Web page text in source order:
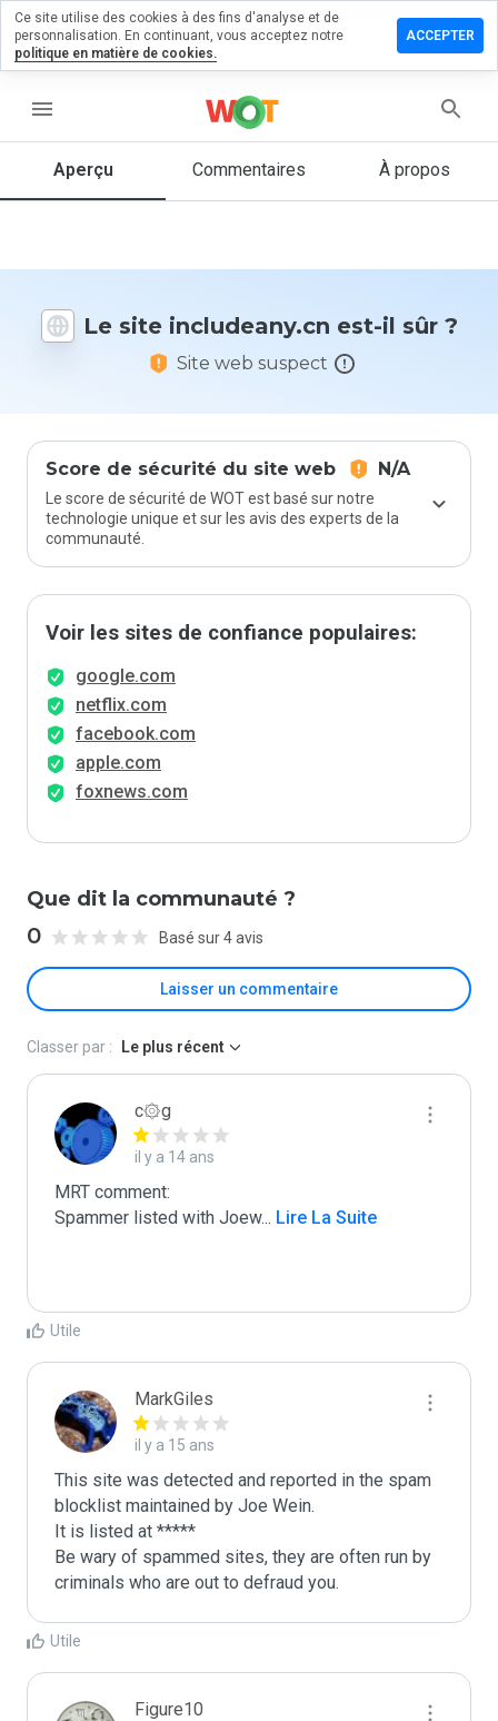
menu
Aperçu Commentaires À propos
Le site includeany.cn est-il sûr ?
Site web suspect
Score de sécurité du site web N/A
Le score de sécurité de WOT est basé sur notre
technologie unique et sur les avis des experts de la
communauté.
Voir les sites de confiance populaires:
google.com
netflix.com
facebook.com
apple.com
foxnews.com
Que dit la communauté ?
0 Basé sur 4 avis
Laisser un commentaire
un
1 et 5
vous à ce
site ?
Classer par : Le plus récent
c۞g
il y a 14 ans
MRT comment:
Spammer listed with Joew... Lire La Suite
Utile
MarkGiles
il y a 15 ans
This site was detected and reported in the spam
blocklist maintained by Joe Wein.
It is listed at *****
Be wary of spammed sites, they are often run by
criminals who are out to defraud you.
Utile
Figure10
Ce site utilise des cookies à des fins d'analyse et de
personnalisation. En continuant, vous acceptez notre
politique en matière de cookies.
ACCEPTER